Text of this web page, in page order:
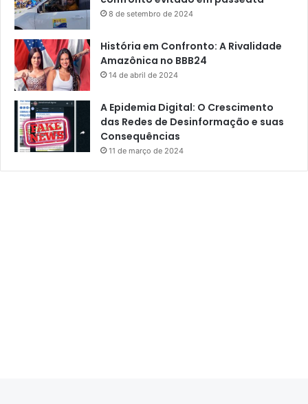
8 de setembro de 2024
História em Confronto: A Rivalidade
Amazônica no BBB24
14 de abril de 2024
A Epidemia Digital: O Crescimento
das Redes de Desinformação e suas
Consequências
11 de março de 2024